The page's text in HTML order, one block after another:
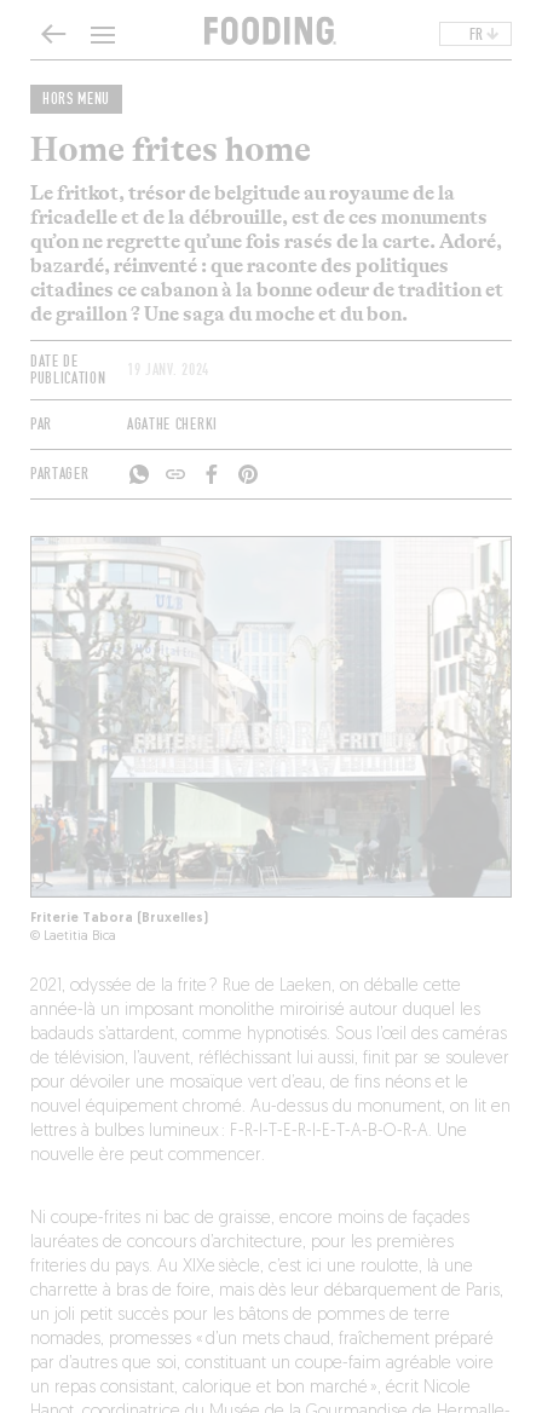
FR
HORS MENU
Home frites home
Le fritkot, trésor de belgitude au royaume de la
fricadelle et de la débrouille, est de ces monuments
qu’on ne regrette qu’une fois rasés de la carte. Adoré,
bazardé, réinventé : que raconte des politiques
citadines ce cabanon à la bonne odeur de tradition et
de graillon ? Une saga du moche et du bon.
DATE DE
PUBLICATION
19 JANV. 2024
PAR AGATHE CHERKI
PARTAGER
Friterie Tabora (Bruxelles)
© Laetitia Bica
2021, odyssée de la frite ? Rue de Laeken, on déballe cette
année-là un imposant monolithe miroirisé autour duquel les
badauds s’attardent, comme hypnotisés. Sous l’œil des caméras
de télévision, l’auvent, réfléchissant lui aussi, finit par se soulever
pour dévoiler une mosaïque vert d’eau, de fins néons et le
nouvel équipement chromé. Au-dessus du monument, on lit en
lettres à bulbes lumineux : F-R-I-T-E-R-I-E-T-A-B-O-R-A. Une
nouvelle ère peut commencer.
Ni coupe-frites ni bac de graisse, encore moins de façades
lauréates de concours d’architecture, pour les premières
friteries du pays. Au XIXe siècle, c’est ici une roulotte, là une
charrette à bras de foire, mais dès leur débarquement de Paris,
un joli petit succès pour les bâtons de pommes de terre
nomades, promesses « d’un mets chaud, fraîchement préparé
par d’autres que soi, constituant un coupe-faim agréable voire
un repas consistant, calorique et bon marché », écrit Nicole